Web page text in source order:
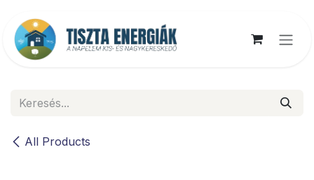
All Products